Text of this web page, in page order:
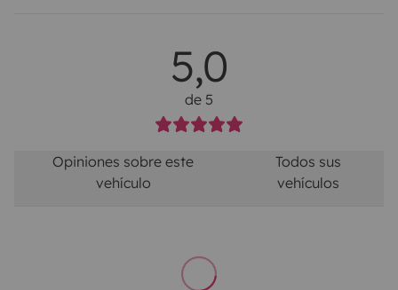
5,0
de 5
Opiniones sobre este
vehículo
Todos sus
vehículos